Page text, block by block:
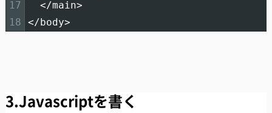
17
18
</main>
</ body>
3.Javascriptを書く